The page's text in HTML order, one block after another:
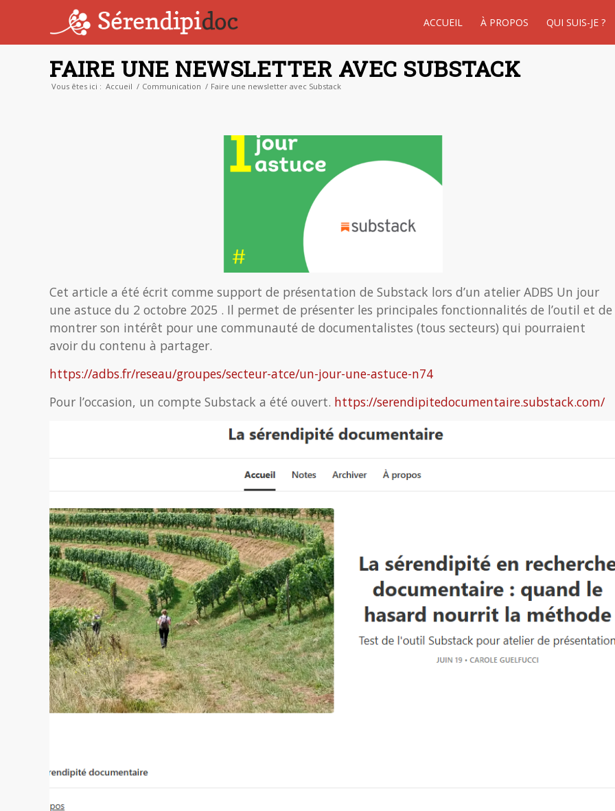
ACCUEIL À PROPOS QUI SUIS-JE ?
FAIRE UNE NEWSLETTER AVEC SUBSTACK
Vous êtes ici : Accueil / Communication / Faire une newsletter avec Substack
Cet article a été écrit comme support de présentation de Substack lors d’un atelier ADBS Un jour
une astuce du 2 octobre 2025 . Il permet de présenter les principales fonctionnalités de l’outil et de
montrer son intérêt pour une communauté de documentalistes (tous secteurs) qui pourraient
avoir du contenu à partager.
https://adbs.fr/reseau/groupes/secteur-atce/un-jour-une-astuce-n74
Pour l’occasion, un compte Substack a été ouvert. https://serendipitedocumentaire.substack.com/